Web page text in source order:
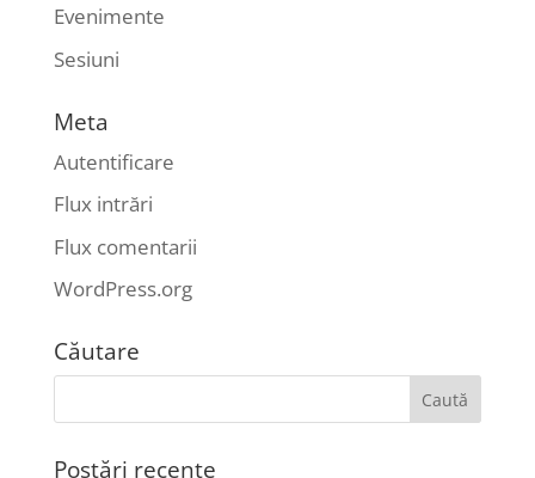
Evenimente
Sesiuni
Meta
Autentificare
Flux intrări
Flux comentarii
WordPress.org
Căutare
Postări recente